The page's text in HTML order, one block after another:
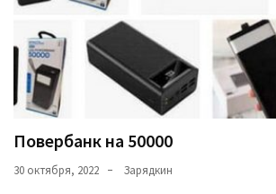
Повербанк на 50000
30 октября, 2022 Зарядкин